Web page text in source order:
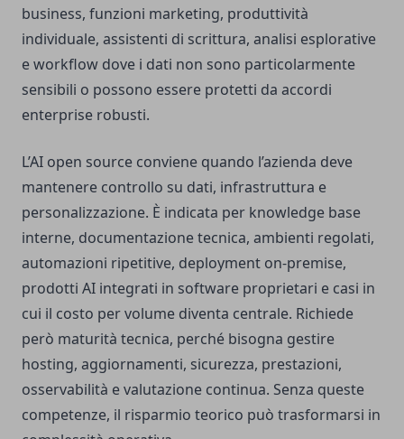
business, funzioni marketing, produttività
individuale, assistenti di scrittura, analisi esplorative
e workflow dove i dati non sono particolarmente
sensibili o possono essere protetti da accordi
enterprise robusti.
L’AI open source conviene quando l’azienda deve
mantenere controllo su dati, infrastruttura e
personalizzazione. È indicata per knowledge base
interne, documentazione tecnica, ambienti regolati,
automazioni ripetitive, deployment on-premise,
prodotti AI integrati in software proprietari e casi in
cui il costo per volume diventa centrale. Richiede
però maturità tecnica, perché bisogna gestire
hosting, aggiornamenti, sicurezza, prestazioni,
osservabilità e valutazione continua. Senza queste
competenze, il risparmio teorico può trasformarsi in